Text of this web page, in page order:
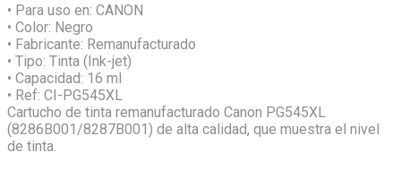
• Para uso en: CANON
• Color: Negro
• Fabricante: Remanufacturado
• Tipo: Tinta (Ink-jet)
• Capacidad: 16 ml
• Ref: CI-PG545XL
Cartucho de tinta remanufacturado Canon PG545XL
(8286B001/8287B001) de alta calidad, que muestra el nivel
de tinta.